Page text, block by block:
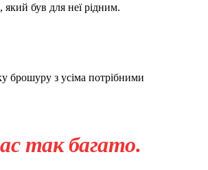
був для неї рідним.
брошуру з усіма потрібними
так багато.